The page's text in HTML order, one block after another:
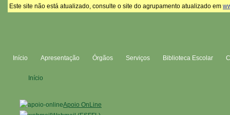
Este site não está atualizado, consulte o site do agrupamento atualizado em
Início Apresentação Órgãos Serviços Biblioteca Escolar
Apoio OnLine
Início